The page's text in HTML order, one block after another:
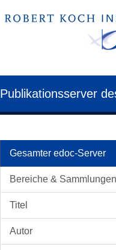
Publikationsserver
Gesamter edoc-Server
Bereiche & Sammlungen
Titel
Autor